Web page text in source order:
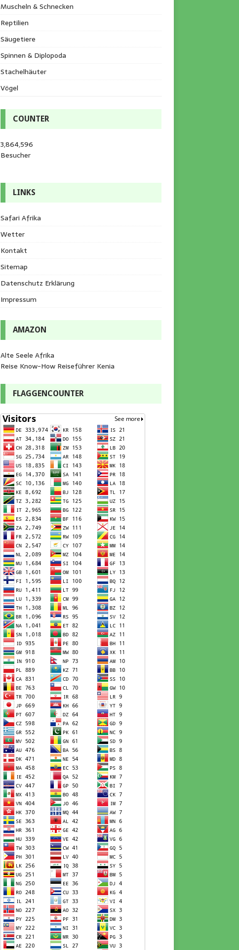
Muscheln & Schnecken
Reptilien
Säugetiere
Spinnen & Diplopoda
Stachelhäuter
Vögel
COUNTER
3,864,596
Besucher
LINKS
Safari Afrika
Wetter
Kontakt
Sitemap
Datenschutz Erklärung
Impressum
AMAZON
Alte Seele Afrika
Reise Know-How Reiseführer Kenia
FLAGGENCOUNTER